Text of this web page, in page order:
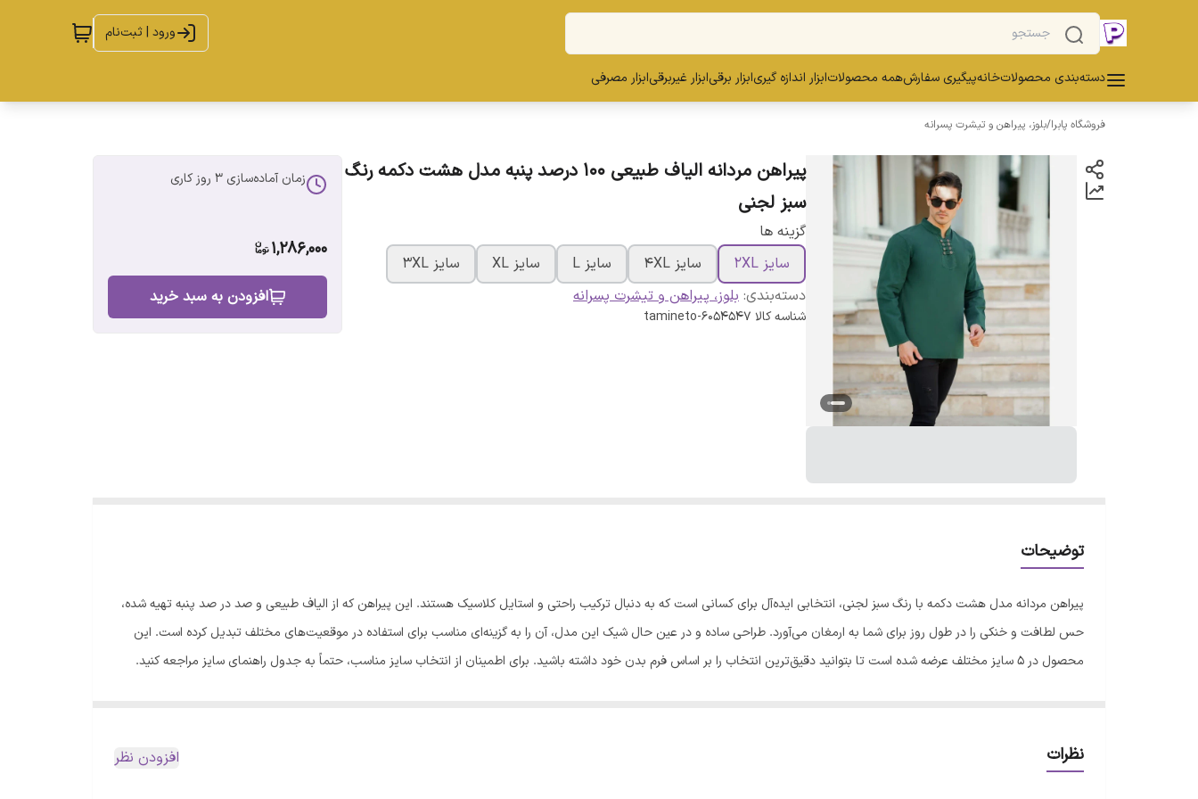
ورود | ثبت‌نام
دسته‌بندی محصولاتخانهپیگیری سفارشهمه محصولاتابزار اندازه گیریابزار برقیابزار غیربرقیابزار مصرفی
فروشگاه پابرا/بلوز، پیراهن و تیشرت پسرانه
پیراهن مردانه الیاف طبیعی 100 درصد پنبه مدل هشت دکمه رنگ
سبز لجنی
گزینه ها
سایز 2XL
سایز 4XL سایز L سایز XL
سایز 3XL
دسته‌بندی: بلوز، پیراهن و تیشرت پسرانه
شناسه کالا tamineto-6054547
زمان آماده‌سازی 3 روز کاری
1,286,000
افزودن به سبد خرید
توضیحات
پیراهن مردانه مدل هشت دکمه با رنگ سبز لجنی، انتخابی ایده‌آل برای کسانی است که به دنبال ترکیب راحتی و استایل کلاسیک هستند. این پیراهن که از الیاف طبیعی و صد در صد پنبه تهیه شده،
حس لطافت و خنکی را در طول روز برای شما به ارمغان می‌آورد. طراحی ساده و در عین حال شیک این مدل، آن را به گزینه‌ای مناسب برای استفاده در موقعیت‌های مختلف تبدیل کرده است. این
محصول در 5 سایز مختلف عرضه شده است تا بتوانید دقیق‌ترین انتخاب را بر اساس فرم بدن خود داشته باشید. برای اطمینان از انتخاب سایز مناسب، حتماً به جدول راهنمای سایز مراجعه کنید.
تا فرم اصلی لباس حفظ شود. با رعایت این نکات ساده، می‌توانید برای مدت طولانی‌تری از کیفیت و لطافت این پیراهن پنبه‌ای لذت ببرید.
نظرات افزودن نظر